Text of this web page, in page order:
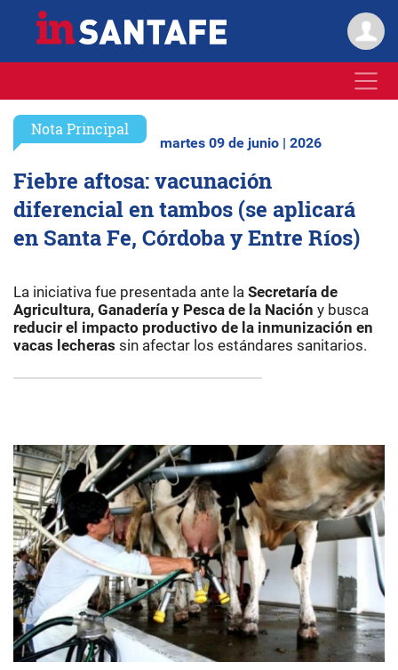
Nota Principal
martes 09 de junio | 2026
Fiebre aftosa: vacunación
diferencial en tambos (se aplicará
en Santa Fe, Córdoba y Entre Ríos)
La iniciativa fue presentada ante la Secretaría de
Agricultura, Ganadería y Pesca de la Nación y busca
reducir el impacto productivo de la inmunización en
vacas lecheras sin afectar los estándares sanitarios.